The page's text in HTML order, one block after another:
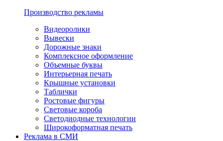
Производство рекламы
Видеоролики
Вывески
Дорожные знаки
Комплексное оформление
Объемные буквы
Интерьерная печать
Крышные установки
Таблички
Ростовые фигуры
Световые короба
Светодиодные технологии
Широкоформатная печать
Реклама в СМИ